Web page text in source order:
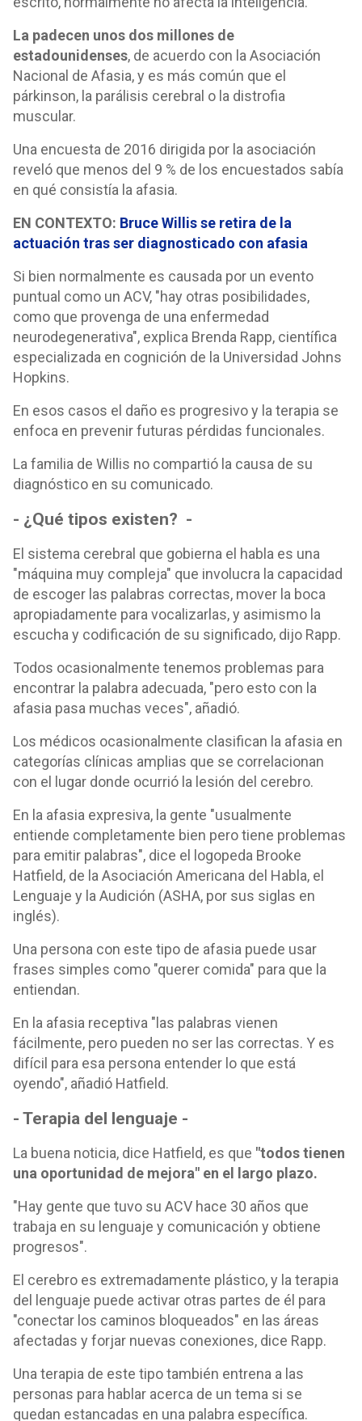
La padecen unos dos millones de
estadounidenses, de acuerdo con la Asociación
Nacional de Afasia, y es más común que el
párkinson, la parálisis cerebral o la distrofia
muscular.
Una encuesta de 2016 dirigida por la asociación
reveló que menos del 9 % de los encuestados sabía
en qué consistía la afasia.
EN CONTEXTO: Bruce Willis se retira de la
actuación tras ser diagnosticado con afasia
Si bien normalmente es causada por un evento
puntual como un ACV, "hay otras posibilidades,
como que provenga de una enfermedad
neurodegenerativa", explica Brenda Rapp, científica
especializada en cognición de la Universidad Johns
Hopkins.
En esos casos el daño es progresivo y la terapia se
enfoca en prevenir futuras pérdidas funcionales.
La familia de Willis no compartió la causa de su
diagnóstico en su comunicado.
- ¿Qué tipos existen? -
El sistema cerebral que gobierna el habla es una
"máquina muy compleja" que involucra la capacidad
de escoger las palabras correctas, mover la boca
apropiadamente para vocalizarlas, y asimismo la
escucha y codificación de su significado, dijo Rapp.
Todos ocasionalmente tenemos problemas para
encontrar la palabra adecuada, "pero esto con la
afasia pasa muchas veces", añadió.
Los médicos ocasionalmente clasifican la afasia en
categorías clínicas amplias que se correlacionan
con el lugar donde ocurrió la lesión del cerebro.
En la afasia expresiva, la gente "usualmente
entiende completamente bien pero tiene problemas
para emitir palabras", dice el logopeda Brooke
Hatfield, de la Asociación Americana del Habla, el
Lenguaje y la Audición (ASHA, por sus siglas en
inglés).
Una persona con este tipo de afasia puede usar
frases simples como "querer comida" para que la
entiendan.
En la afasia receptiva "las palabras vienen
fácilmente, pero pueden no ser las correctas. Y es
difícil para esa persona entender lo que está
oyendo", añadió Hatfield.
- Terapia del lenguaje -
La buena noticia, dice Hatfield, es que "todos tienen
una oportunidad de mejora" en el largo plazo.
"Hay gente que tuvo su ACV hace 30 años que
trabaja en su lenguaje y comunicación y obtiene
progresos".
El cerebro es extremadamente plástico, y la terapia
del lenguaje puede activar otras partes de él para
"conectar los caminos bloqueados" en las áreas
afectadas y forjar nuevas conexiones, dice Rapp.
Una terapia de este tipo también entrena a las
personas para hablar acerca de un tema si se
quedan estancadas en una palabra específica.